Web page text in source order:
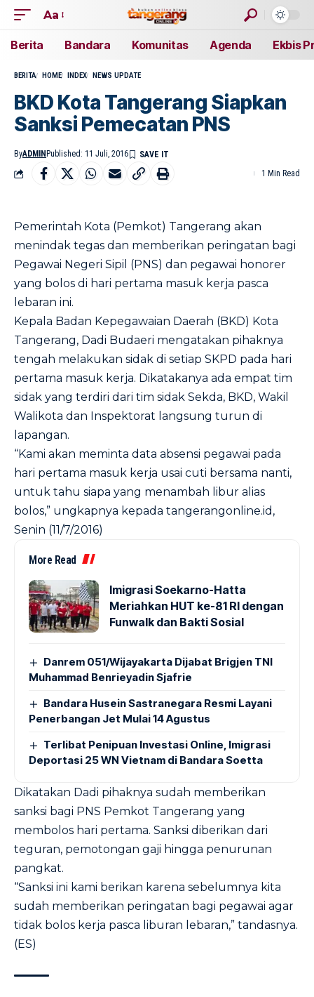
Aa
Berita Bandara Komunitas Agenda Ekbis
BERITA HOME INDEX NEWS UPDATE
BKD Kota Tangerang Siapkan
Sanksi Pemecatan PNS
ByADMIN Published: 11 Juli, 2016
1 Min Read
Pemerintah Kota (Pemkot) Tangerang akan
menindak tegas dan memberikan peringatan bagi
Pegawai Negeri Sipil (PNS) dan pegawai honorer
yang bolos di hari pertama masuk kerja pasca
lebaran ini.
Kepala Badan Kepegawaian Daerah (BKD) Kota
Tangerang, Dadi Budaeri mengatakan pihaknya
tengah melakukan sidak di setiap SKPD pada hari
pertama masuk kerja. Dikatakanya ada empat tim
sidak yang terdiri dari tim sidak Sekda, BKD, Wakil
Walikota dan Inspektorat langsung turun di
lapangan.
“Kami akan meminta data absensi pegawai pada
hari pertama masuk kerja usai cuti bersama nanti,
untuk tahu siapa yang menambah libur alias
bolos,” ungkapnya kepada tangerangonline.id ,
Senin (11/7/2016)
More Read
Imigrasi Soekarno-Hatta
Meriahkan HUT ke-81 RI dengan
Funwalk dan Bakti Sosial
Danrem 051/Wijayakarta Dijabat Brigjen TNI
Muhammad Benrieyadin Sjafrie
Bandara Husein Sastranegara Resmi Layani
Penerbangan Jet Mulai 14 Agustus
Terlibat Penipuan Investasi Online, Imigrasi
Deportasi 25 WN Vietnam di Bandara Soetta
Dikatakan Dadi pihaknya sudah memberikan
sanksi bagi PNS Pemkot Tangerang yang
membolos hari pertama. Sanksi diberikan dari
teguran, pemotongan gaji hingga penurunan
pangkat.
“Sanksi ini kami berikan karena sebelumnya kita
sudah memberikan peringatan bagi pegawai agar
tidak bolos kerja pasca liburan lebaran,” tandasnya.
(ES)